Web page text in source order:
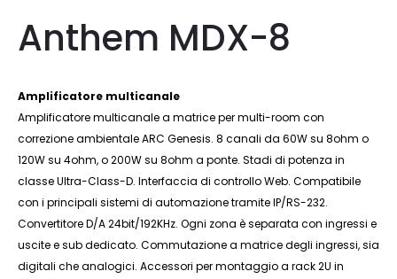
Anthem MDX-8
Amplificatore multicanale
Amplificatore multicanale a matrice per multi-room con
correzione ambientale ARC Genesis. 8 canali da 60W su 8ohm o
120W su 4ohm, o 200W su 8ohm a ponte. Stadi di potenza in
classe Ultra-Class-D. Interfaccia di controllo Web. Compatibile
con i principali sistemi di automazione tramite IP/RS-232.
Convertitore D/A 24bit/192KHz. Ogni zona è separata con ingressi e
uscite e sub dedicato. Commutazione a matrice degli ingressi, sia
digitali che analogici. Accessori per montaggio a rack 2U in